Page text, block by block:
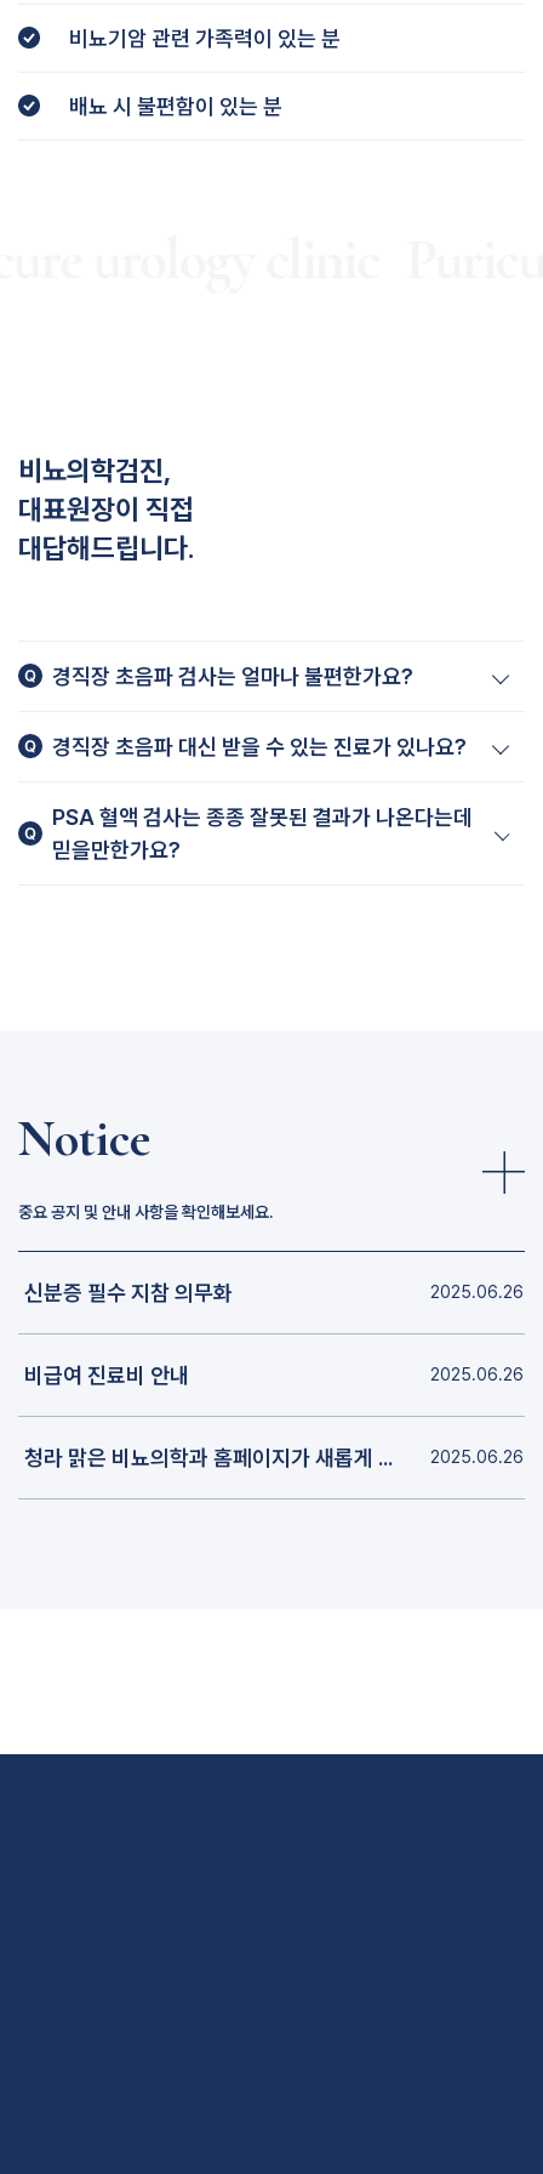
비뇨기암 관련 가족력이 있는 분
배뇨 시 불편함이 있는 분
비뇨의학검진,
대표원장이 직접
대답해드립니다.
경직장 초음파 검사는 얼마나 불편한가요?
습니다.
검사 시 배변 느낌 정도만 있기 때문에 크게 불편해하지 않고, 검사
시간도 5분 내로 끝나기 때문에 걱정 없이 받으실 수 있습니다.
경직장 초음파 대신 받을 수 있는 진료가 있나요?
의 크기만 측정해 볼 수 있습니다.
다만, 경직장 초음파만큼 정확하지 않기 때문에 검사 결과 해석에 제
PSA 혈액 검사는 종종 잘못된 결과가 나온다는데
믿을만한가요?
Notice
중요 공지 및 안내 사항을 확인해보세요.
신분증 필수 지참 의무화 2025.06.26
비급여 진료비 안내 2025.06.26
청라 맑은 비뇨의학과 홈페이지가 새롭게 개편되었습니다. 2025.06.26